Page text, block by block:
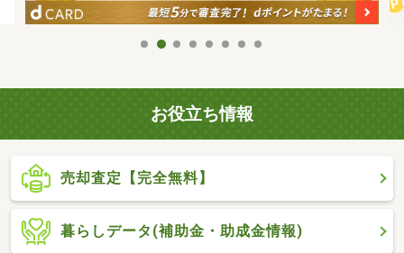
お役立ち情報
売却査定【完全無料】
暮らしデータ(補助金・助成金情報)